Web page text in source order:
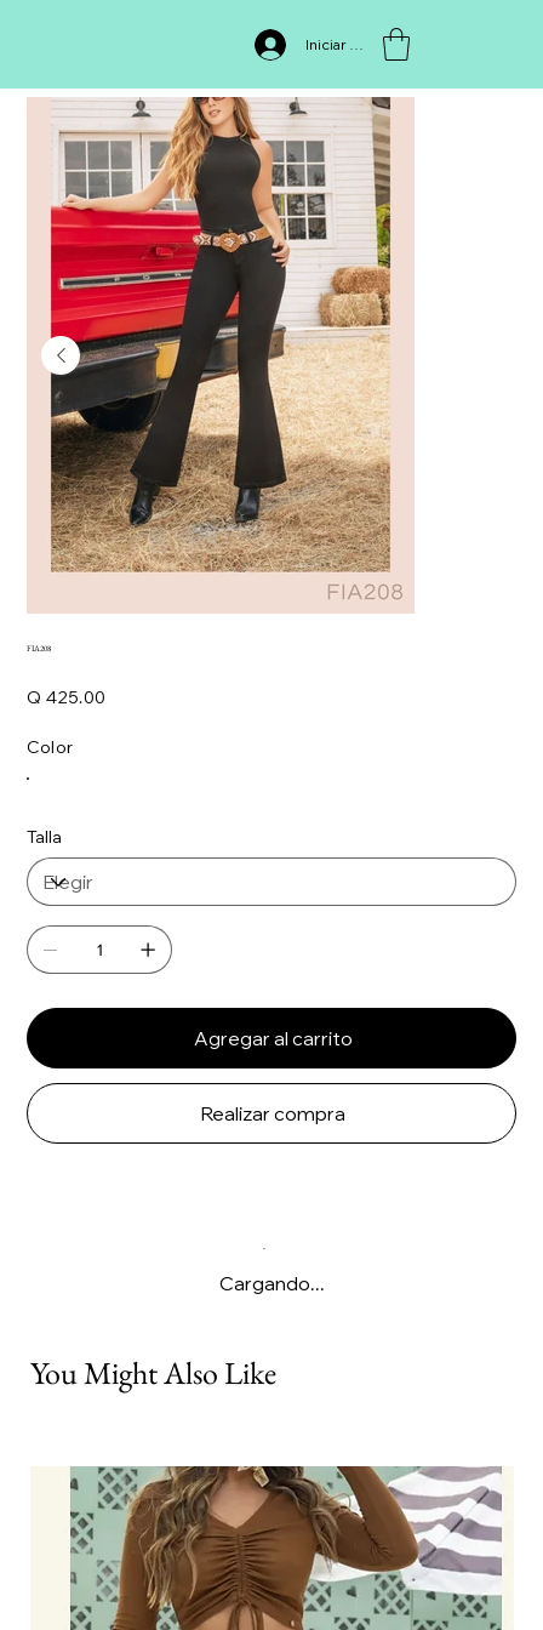
Iniciar sesión
FIA208
Q 425.00
Color
Talla
Agregar al carrito
Realizar compra
Cargando...
You Might Also Like